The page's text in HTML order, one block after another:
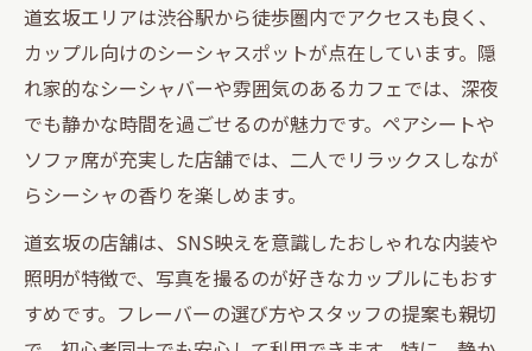
道玄坂エリアは渋谷駅から徒歩圏内でアクセスも良く、
カップル向けのシーシャスポットが点在しています。隠
れ家的なシーシャバーや雰囲気のあるカフェでは、深夜
でも静かな時間を過ごせるのが魅力です。ペアシートや
ソファ席が充実した店舗では、二人でリラックスしなが
らシーシャの香りを楽しめます。
道玄坂の店舗は、SNS映えを意識したおしゃれな内装や
照明が特徴で、写真を撮るのが好きなカップルにもおす
すめです。フレーバーの選び方やスタッフの提案も親切